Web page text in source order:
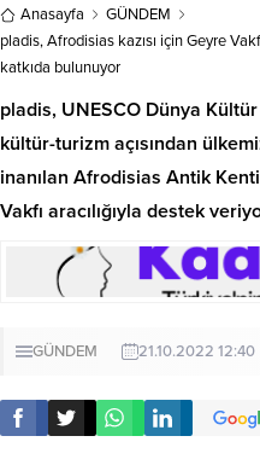
Anasayfa
GÜNDEM
pladis, Afrodisias kazısı için Geyre
katkıda bulunuyor
pladis, UNESCO Dünya
kültür-turizm açısından
inanılan Afrodisias Antik
Vakfı aracılığıyla destek
GÜNDEM 21.10.2022 12:40